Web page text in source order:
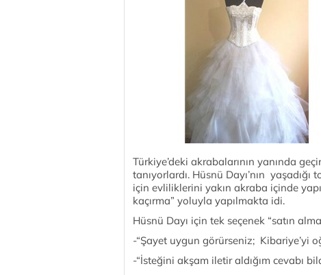
Türkiye’deki akrabalarının yanında
tanıyorlardı. Hüsnü Dayı’nın
için evliliklerini yakın akraba içinde
kaçırma” yoluyla yapılmakta idi.
Hüsnü Dayı için tek seçenek “satın
-“Şayet uygun görürseniz; Kibariye’yi
-“İsteğini akşam iletir aldığım cevabı